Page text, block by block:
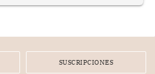
SUSCRIPCIONES